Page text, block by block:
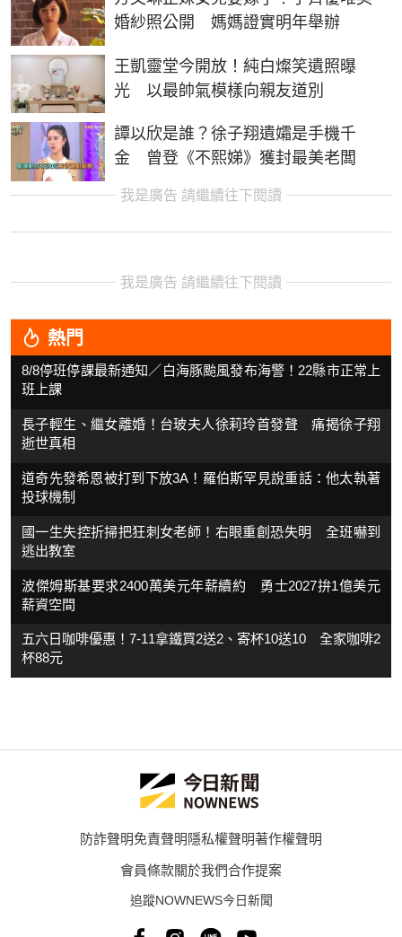
婚紗照公開 媽媽證實明年舉辦
王凱靈堂今開放！純白燦笑遺照曝
光 以最帥氣模樣向親友道別
譚以欣是誰？徐子翔遺孀是手機千
金 曾登《不熙娣》獲封最美老闆
我是廣告 請繼續往下閱讀
我是廣告 請繼續往下閱讀
熱門
8/8停班停課最新通知／白海豚颱風發布海警！22縣市正常上
班上課
長子輕生、繼女離婚！台玻夫人徐莉玲首發聲 痛揭徐子翔
逝世真相
道奇先發希恩被打到下放3A！羅伯斯罕見說重話：他太執著
投球機制
國一生失控折掃把狂刺女老師！右眼重創恐失明 全班嚇到
逃出教室
波傑姆斯基要求2400萬美元年薪續約 勇士2027拚1億美元
薪資空間
五六日咖啡優惠！7-11拿鐵買2送2、寄杯10送10 全家咖啡2
杯88元
防詐聲明免責聲明隱私權聲明著作權聲明
會員條款關於我們合作提案
追蹤NOWNEWS今日新聞